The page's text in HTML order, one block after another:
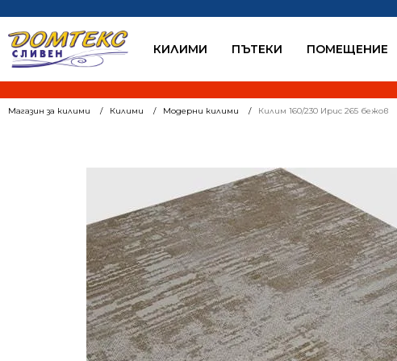
КИЛИМИ ПЪТЕКИ ПОМЕЩЕНИЕ
Магазин за килими Килими Модерни килими Килим 160/230 Ирис 265 бежов